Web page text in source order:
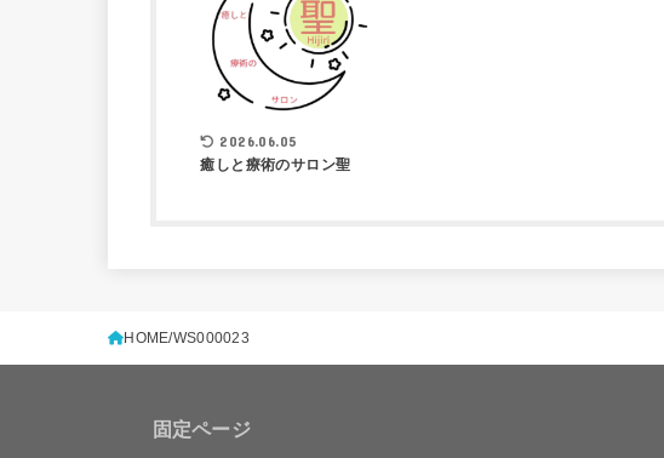
2026.06.05
癒しと療術のサロン聖
HOME WS000023
固定ページ